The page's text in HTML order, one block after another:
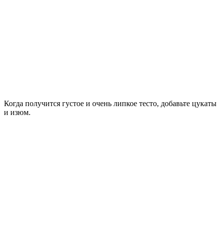
Когда получится густое и очень липкое тесто, добавьте цукаты
и изюм.